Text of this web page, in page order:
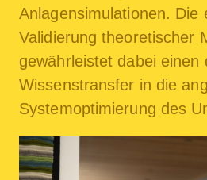
Anlagensimulationen. Die
Validierung theoretischer
gewährleistet dabei einen
Wissenstransfer in die
Systemoptimierung des